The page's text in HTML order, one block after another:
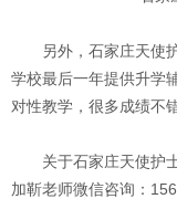
另外，石家庄天使
学校最后一年提供升学
对性教学，很多成绩不
关于石家庄天使护
加靳老师微信咨询：